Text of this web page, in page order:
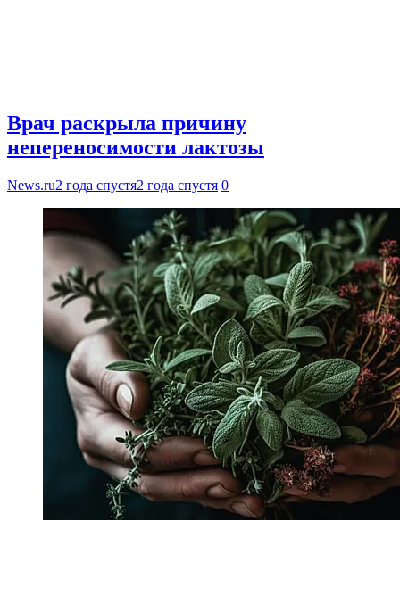
Врач раскрыла причину
непереносимости лактозы
News.ru2 года спустя2 года спустя 0